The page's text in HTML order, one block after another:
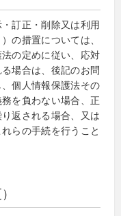
訂正・削除又は利用
の措置については、
の定めに従い、応対
場合は、後記のお問
個人情報保護法その
を負わない場合、正
返される場合、又は
らの手続を行うこと